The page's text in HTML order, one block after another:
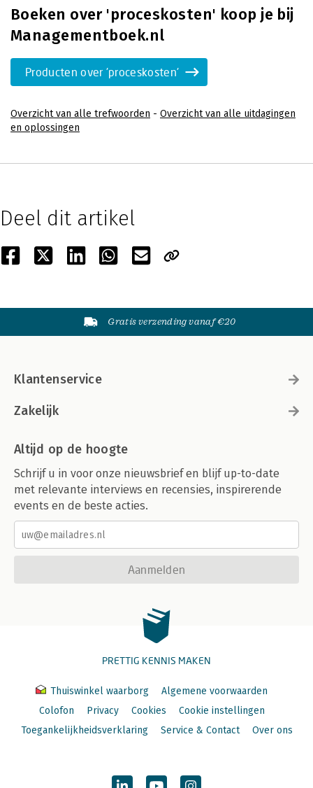
Boeken over 'proceskosten' koop je bij
Managementboek.nl
Producten over 'proceskosten'
Overzicht van alle trefwoorden - Overzicht van alle uitdagingen
en oplossingen
Deel dit artikel
Gratis verzending vanaf €20
Klantenservice
Zakelijk
Altijd op de hoogte
Schrijf u in voor onze nieuwsbrief en blijf up-to-date
met relevante interviews en recensies, inspirerende
events en de beste acties.
Aanmelden
PRETTIG KENNIS MAKEN
Thuiswinkel waarborg
Algemene voorwaarden
Colofon
Privacy Cookies
Cookie instellingen
Toegankelijkheidsverklaring
Service & Contact Over ons